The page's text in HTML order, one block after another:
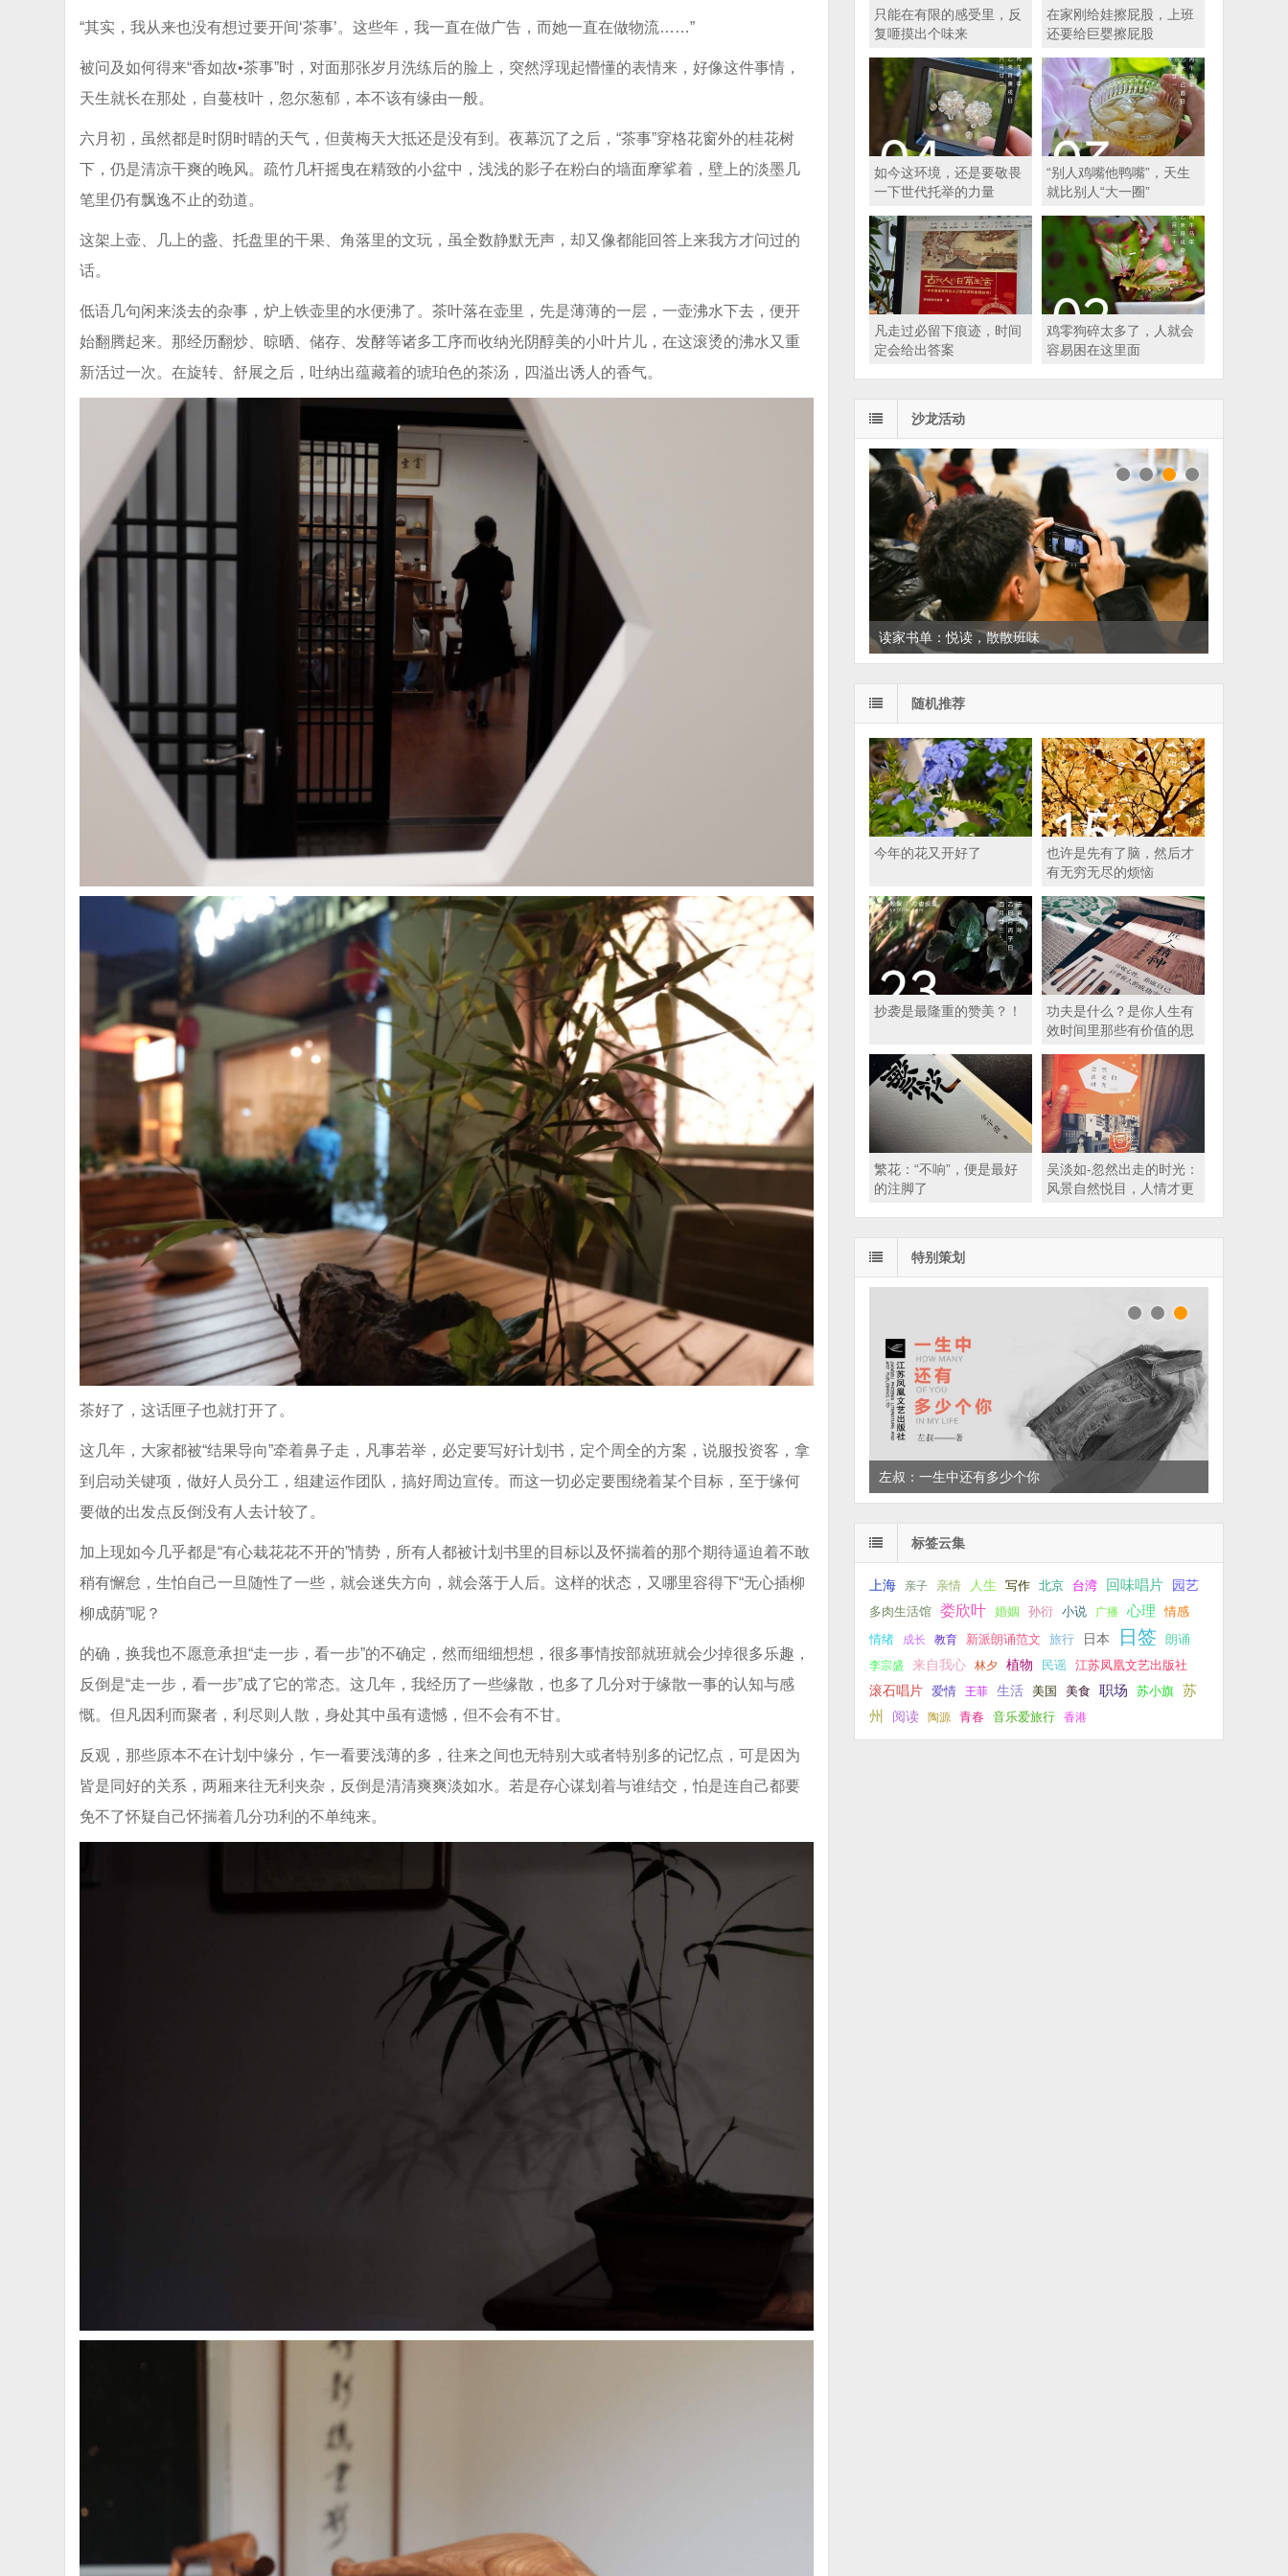
“其实，我从来也没有想过要开间‘茶事’。这些年，我一直在做广告，而她一直在做物流……”
被问及如何得来“香如故•茶事”时，对面那张岁月洗练后的脸上，突然浮现起懵懂的表情来，好像这件事情，
天生就长在那处，自蔓枝叶，忽尔葱郁，本不该有缘由一般。
六月初，虽然都是时阴时晴的天气，但黄梅天大抵还是没有到。夜幕沉了之后，“茶事”穿格花窗外的桂花树
下，仍是清凉干爽的晚风。疏竹几杆摇曳在精致的小盆中，浅浅的影子在粉白的墙面摩挲着，壁上的淡墨几
笔里仍有飘逸不止的劲道。
这架上壶、几上的盏、托盘里的干果、角落里的文玩，虽全数静默无声，却又像都能回答上来我方才问过的
话。
低语几句闲来淡去的杂事，炉上铁壶里的水便沸了。茶叶落在壶里，先是薄薄的一层，一壶沸水下去，便开
始翻腾起来。那经历翻炒、晾晒、储存、发酵等诸多工序而收纳光阴醇美的小叶片儿，在这滚烫的沸水又重
新活过一次。在旋转、舒展之后，吐纳出蕴藏着的琥珀色的茶汤，四溢出诱人的香气。
茶好了，这话匣子也就打开了。
这几年，大家都被“结果导向”牵着鼻子走，凡事若举，必定要写好计划书，定个周全的方案，说服投资客，拿
到启动关键项，做好人员分工，组建运作团队，搞好周边宣传。而这一切必定要围绕着某个目标，至于缘何
要做的出发点反倒没有人去计较了。
加上现如今几乎都是“有心栽花花不开的”情势，所有人都被计划书里的目标以及怀揣着的那个期待逼迫着不敢
稍有懈怠，生怕自己一旦随性了一些，就会迷失方向，就会落于人后。这样的状态，又哪里容得下“无心插柳
柳成荫”呢？
的确，换我也不愿意承担“走一步，看一步”的不确定，然而细细想想，很多事情按部就班就会少掉很多乐趣，
反倒是“走一步，看一步”成了它的常态。这几年，我经历了一些缘散，也多了几分对于缘散一事的认知与感
慨。但凡因利而聚者，利尽则人散，身处其中虽有遗憾，但不会有不甘。
反观，那些原本不在计划中缘分，乍一看要浅薄的多，往来之间也无特别大或者特别多的记忆点，可是因为
皆是同好的关系，两厢来往无利夹杂，反倒是清清爽爽淡如水。若是存心谋划着与谁结交，怕是连自己都要
免不了怀疑自己怀揣着几分功利的不单纯来。
只能在有限的感受里，反
复咂摸出个味来
在家刚给娃擦屁股，上班
还要给巨婴擦屁股
如今这环境，还是要敬畏
一下世代托举的力量
“别人鸡嘴他鸭嘴”，天生
就比别人“大一圈”
凡走过必留下痕迹，时间
定会给出答案
鸡零狗碎太多了，人就会
容易困在这里面
沙龙活动
读家书单：悦读，散散班味
随机推荐
今年的花又开好了
也许是先有了脑，然后才
有无穷无尽的烦恼
抄袭是最隆重的赞美？！
功夫是什么？是你人生有
效时间里那些有价值的思
繁花：“不响”，便是最好
的注脚了
吴淡如-忽然出走的时光：
风景自然悦目，人情才更
特别策划
左叔：一生中还有多少个你
标签云集
上海 亲子 亲情 人生 写作 北京 台湾 回味唱片 园艺
多肉生活馆 娄欣叶 婚姻 孙衍 小说 广播 心理 情感
情绪 成长 教育 新派朗诵范文 旅行 日本 日签 朗诵
李宗盛 来自我心 林夕 植物 民谣
江苏凤凰文艺出版社
滚石唱片
爱情 王菲 生活 美国 美食 职场 苏小旗
苏
州
阅读 陶源 青春 音乐爱旅行 香港